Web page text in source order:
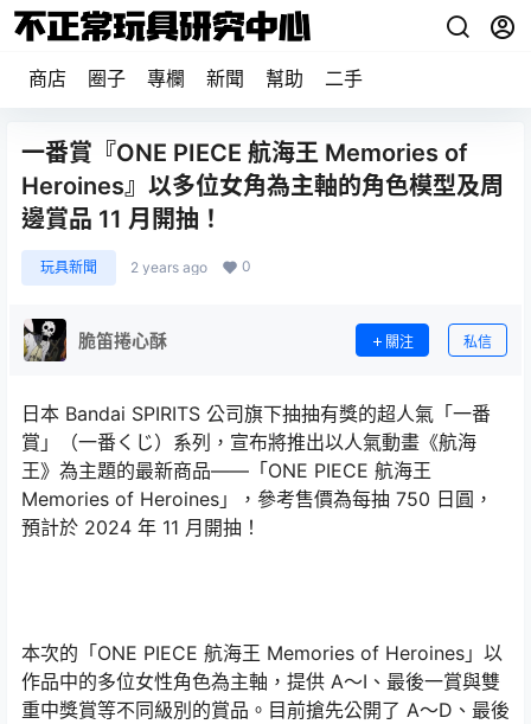
商店 圈子 專欄 新聞 幫助 二手
一番賞『ONE PIECE 航海王 Memories of
Heroines』以多位女角為主軸的角色模型及周
邊賞品 11 月開抽！
玩具新聞 2 years ago 0
脆笛捲心酥 關注 私信
日本 Bandai SPIRITS 公司旗下抽抽有獎的超人氣「一番
賞」（一番くじ）系列，宣布將推出以人氣動畫《航海
王》為主題的最新商品——「ONE PIECE 航海王
Memories of Heroines」，參考售價為每抽 750 日圓，
預計於 2024 年 11 月開抽！
本次的「ONE PIECE 航海王 Memories of Heroines」以
作品中的多位女性角色為主軸，提供 A～I、最後一賞與雙
重中獎賞等不同級別的賞品。目前搶先公開了 A～D、最後